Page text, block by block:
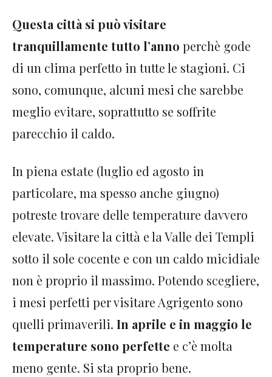
Questa città si può visitare
tranquillamente tutto l’anno perchè gode
di un clima perfetto in tutte le stagioni. Ci
sono, comunque, alcuni mesi che sarebbe
meglio evitare, soprattutto se soffrite
parecchio il caldo.
In piena estate (luglio ed agosto in
particolare, ma spesso anche giugno)
potreste trovare delle temperature davvero
elevate. Visitare la città e la Valle dei Templi
sotto il sole cocente e con un caldo micidiale
non è proprio il massimo. Potendo scegliere,
i mesi perfetti per visitare Agrigento sono
quelli primaverili. In aprile e in maggio le
temperature sono perfette e c’è molta
meno gente. Si sta proprio bene.